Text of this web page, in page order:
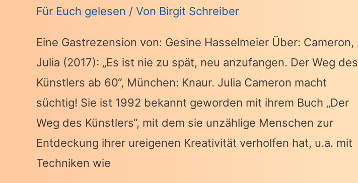
Für Euch gelesen / Von Birgit Schreiber
Eine Gastrezension von: Gesine Hasselmeier Über: Cameron,
Julia (2017): „Es ist nie zu spät, neu anzufangen. Der Weg des
Künstlers ab 60“, München: Knaur. Julia Cameron macht
süchtig! Sie ist 1992 bekannt geworden mit ihrem Buch „Der
Weg des Künstlers“, mit dem sie unzählige Menschen zur
Entdeckung ihrer ureigenen Kreativität verholfen hat, u.a. mit
Techniken wie